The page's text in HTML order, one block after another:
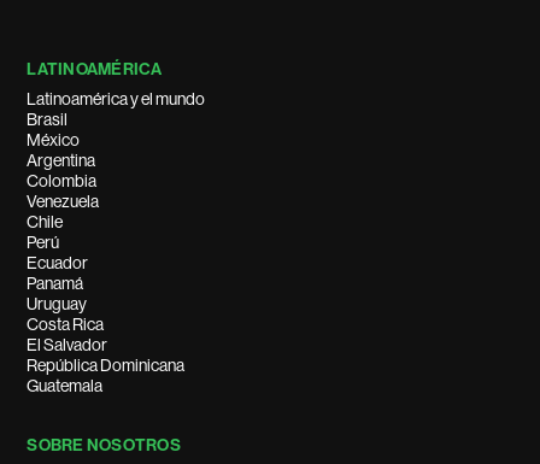
LATINOAMÉRICA
Latinoamérica y el mundo
Brasil
México
Argentina
Colombia
Venezuela
Chile
Perú
Ecuador
Panamá
Uruguay
Costa Rica
El Salvador
República Dominicana
Guatemala
SOBRE NOSOTROS